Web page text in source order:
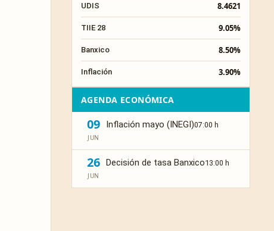
UDIS 8.4621
TIIE 28 9.05%
Banxico 8.50%
Inflación 3.90%
AGENDA ECONÓMICA
09
JUN
Inflación mayo (INEGI)07:00 h
26
JUN
Decisión de tasa Banxico13:00 h